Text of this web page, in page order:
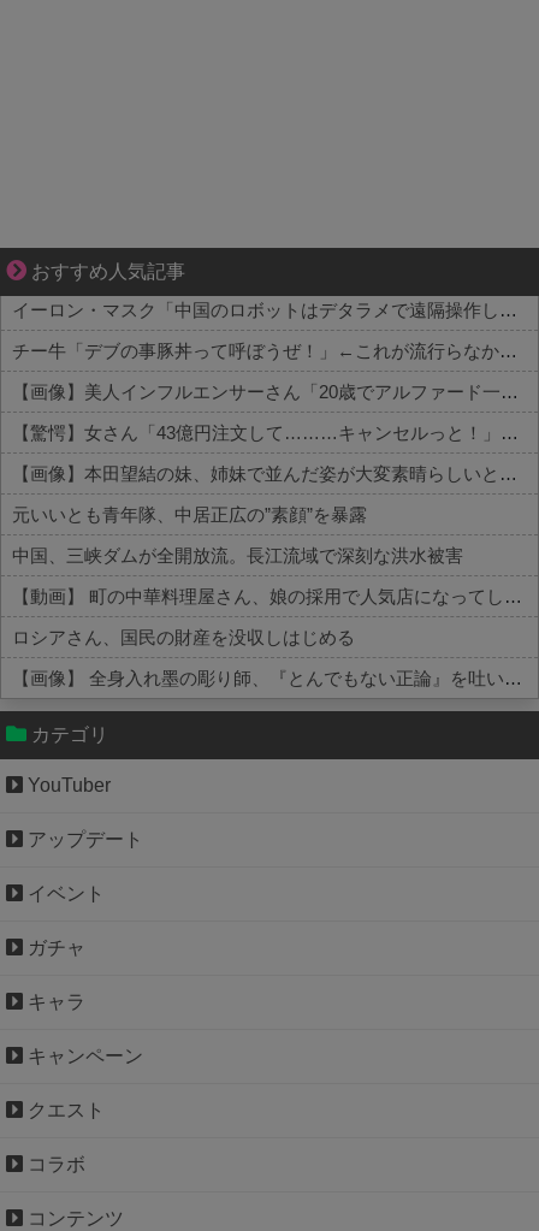
おすすめ人気記事
共感必至の“日常修羅場”短編集！
イーロン・マスク「中国のロボットはデタラメで遠隔操作してるだけ」
チー牛「デブの事豚丼って呼ぼうぜ！」←これが流行らなかった理由
【画像】美人インフルエンサーさん「20歳でアルファード一括で買えちゃう私って素敵」←これってガチなん？それともネタなん？w w w w w w w w w
【驚愕】女さん「43億円注文して………キャンセルっと！」←こいつの目的って一体なんなの？？？？？？？
【画像】本田望結の妹、姉妹で並んだ姿が大変素晴らしいと話題にw w w w w w w
元いいとも青年隊、中居正広の”素顔”を暴露
中国、三峡ダムが全開放流。長江流域で深刻な洪水被害
【動画】 町の中華料理屋さん、娘の採用で人気店になってしまう
ロシアさん、国民の財産を没収しはじめる
【画像】 全身入れ墨の彫り師、『とんでもない正論』を吐いて30万再生されてしまうｗｗｗｗｗｗｗ
Powered by livedoor 相互RSS
カテゴリ
YouTuber
アップデート
イベント
ガチャ
キャラ
キャンペーン
クエスト
コラボ
コンテンツ